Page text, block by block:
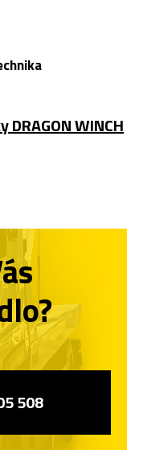
WINCH
508